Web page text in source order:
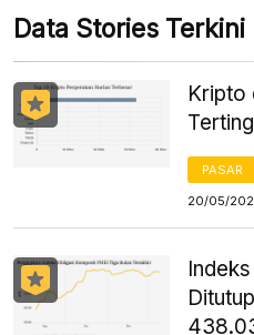
Data Stories Terkini
Kripto
PASAR
20/05/